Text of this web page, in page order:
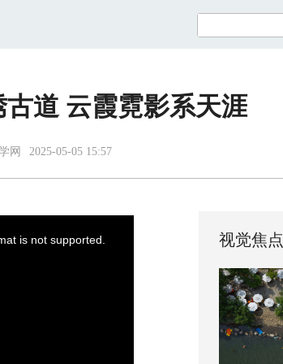
古道 云霞霓影系天涯
网 2025-05-05 15:57
is not supported. 视觉焦点